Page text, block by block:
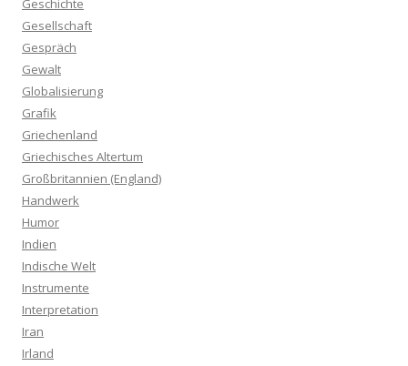
Geschichte
Gesellschaft
Gespräch
Gewalt
Globalisierung
Grafik
Griechenland
Griechisches Altertum
Großbritannien (England)
Handwerk
Humor
Indien
Indische Welt
Instrumente
Interpretation
Iran
Irland